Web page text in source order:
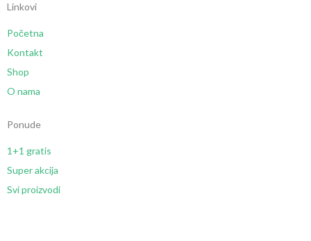
Linkovi
Početna
Kontakt
Shop
O nama
Ponude
1+1 gratis
Super akcija
Svi proizvodi